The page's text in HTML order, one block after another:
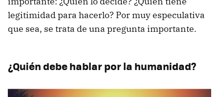
legitimidad para hacerlo? Por muy especulativa
que sea, se trata de una pregunta importante.
¿Quién debe hablar por la humanidad?